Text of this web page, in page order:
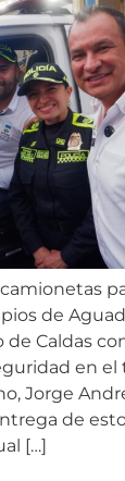
de
de Caldas
en el
Jorge
de
[…]